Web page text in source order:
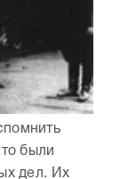
были
дел. Их